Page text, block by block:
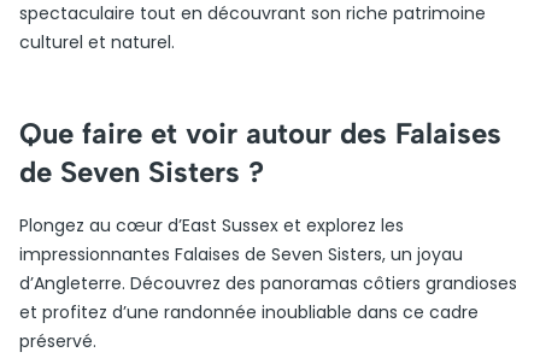
spectaculaire tout en découvrant son riche patrimoine
culturel et naturel.
Que faire et voir autour des Falaises
de Seven Sisters ?
Plongez au cœur d’East Sussex et explorez les
impressionnantes Falaises de Seven Sisters, un joyau
d’Angleterre. Découvrez des panoramas côtiers grandioses
et profitez d’une randonnée inoubliable dans ce cadre
préservé.